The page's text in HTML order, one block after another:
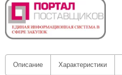
Описание Характеристики